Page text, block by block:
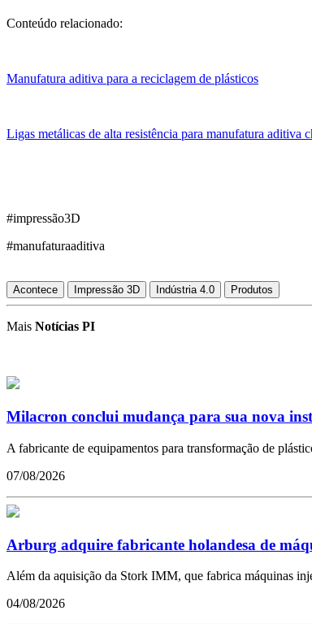
Conteúdo relacionado:
Manufatura aditiva para a reciclagem de plásticos
Ligas metálicas de alta resistência para manufatura aditiva
#impressão3D
#manufaturaaditiva
Acontece Impressão 3D Indústria 4.0 Produtos
Mais Notícias PI
Milacron conclui mudança para sua nova
A fabricante de equipamentos para transformação de
07/08/2026
Arburg adquire fabricante holandesa de
Além da aquisição da Stork IMM, que fabrica máquinas
04/08/2026